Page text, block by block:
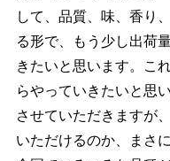
して、品質、味、香り
る形で、もう少し出荷
きたいと思います。こ
らやっていきたいと思
させていただきますが
いただけるのか、まさ